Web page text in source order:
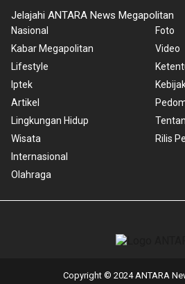
Jelajahi ANTARA News Megapolitan
Nasional
Kabar Megapolitan
Lifestyle
Iptek
Artikel
Lingkungan Hidup
Wisata
Internasional
Olahraga
Foto
Video
Rilis
Copyright © 2024 ANTARA